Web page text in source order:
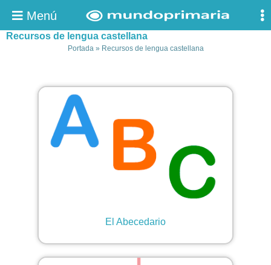
Menú
Recursos de lengua castellana
Portada» Recursos de lengua castellana
El Abecedario